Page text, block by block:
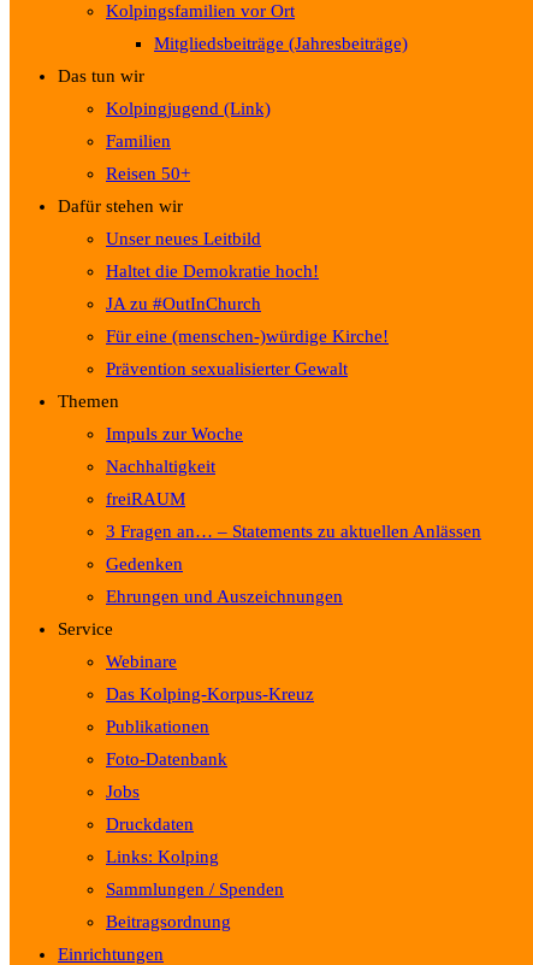
Kolpingsfamilien vor Ort
Mitgliedsbeiträge (Jahresbeiträge)
Das tun wir
Kolpingjugend (Link)
Familien
Reisen 50+
Dafür stehen wir
Unser neues Leitbild
Haltet die Demokratie hoch!
JA zu #OutInChurch
Für eine (menschen-)würdige Kirche!
Prävention sexualisierter Gewalt
Themen
Impuls zur Woche
Nachhaltigkeit
freiRAUM
3 Fragen an… – Statements zu aktuellen Anlässen
Gedenken
Ehrungen und Auszeichnungen
Service
Webinare
Das Kolping-Korpus-Kreuz
Publikationen
Foto-Datenbank
Jobs
Druckdaten
Links: Kolping
Sammlungen / Spenden
Beitragsordnung
Einrichtungen